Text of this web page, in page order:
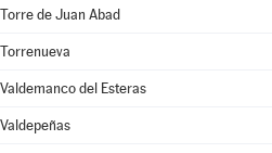
Torre de Juan Abad
Torrenueva
Valdemanco del Esteras
Valdepeñas